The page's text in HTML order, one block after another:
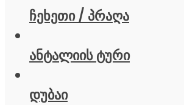
ჩეხეთი / პრაღა
ანტალიის ტური
დუბაი